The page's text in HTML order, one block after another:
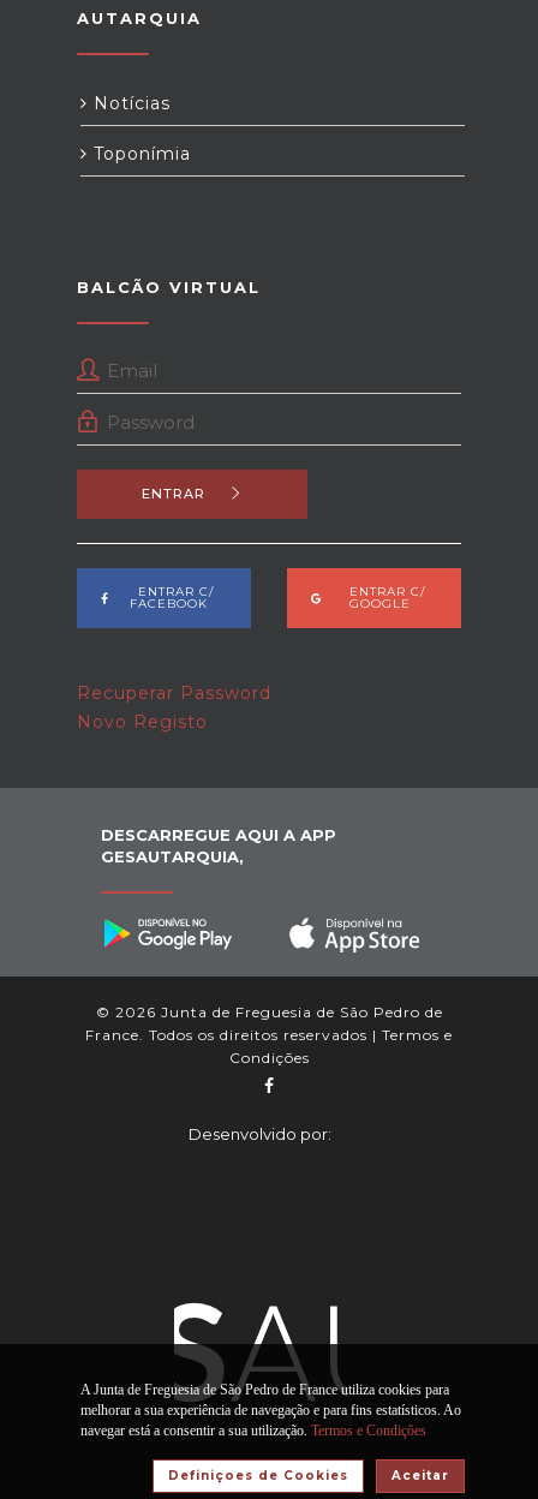
AUTARQUIA
Notícias
Toponímia
BALCÃO VIRTUAL
ENTRAR
ENTRAR C/
FACEBOOK
ENTRAR C/
GOOGLE
Recuperar Password
Novo Registo
DESCARREGUE AQUI A APP
GESAUTARQUIA,
© 2026 Junta de Freguesia de São Pedro de
France. Todos os direitos reservados | Termos e
Condições
Desenvolvido por:
A Junta de Freguesia de São Pedro de France utiliza cookies para
melhorar a sua experiência de navegação e para fins estatísticos. Ao
navegar está a consentir a sua utilização. Termos e Condições
Aceitar
Definiçoes de Cookies